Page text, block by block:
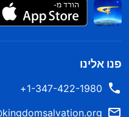
פנו אלינו
1-347-422-1980+